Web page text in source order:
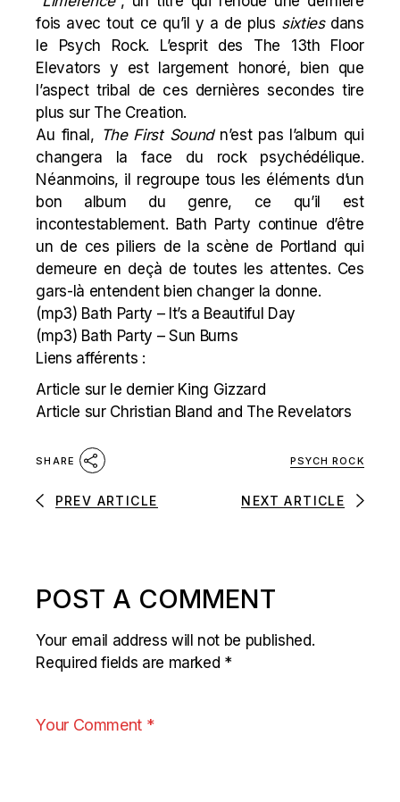
fois avec tout ce qu’il y a de plus sixties dans
le Psych Rock. L’esprit des The 13th Floor
Elevators y est largement honoré, bien que
l’aspect tribal de ces dernières secondes tire
plus sur The Creation.
Au final, The First Sound n’est pas l’album qui
changera la face du rock psychédélique.
Néanmoins, il regroupe tous les éléments d’un
bon album du genre, ce qu’il est
incontestablement. Bath Party continue d’être
un de ces piliers de la scène de Portland qui
demeure en deçà de toutes les attentes. Ces
gars-là entendent bien changer la donne.
(mp3) Bath Party – It’s a Beautiful Day
(mp3) Bath Party – Sun Burns
Liens afférents :
Article sur le dernier King Gizzard
Article sur Christian Bland and The Revelators
SHARE PSYCH ROCK
PREV ARTICLE NEXT ARTICLE
POST A COMMENT
Your email address will not be published.
Required fields are marked *